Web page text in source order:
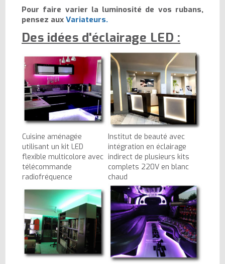
Pour faire varier la luminosité de vos rubans,
pensez aux Variateurs.
Des idées d'éclairage LED :
Cuisine aménagée
utilisant un kit LED
flexible multicolore avec
télécommande
radiofréquence
Institut de beauté avec
intégration en éclairage
indirect de plusieurs kits
complets 220V en blanc
chaud